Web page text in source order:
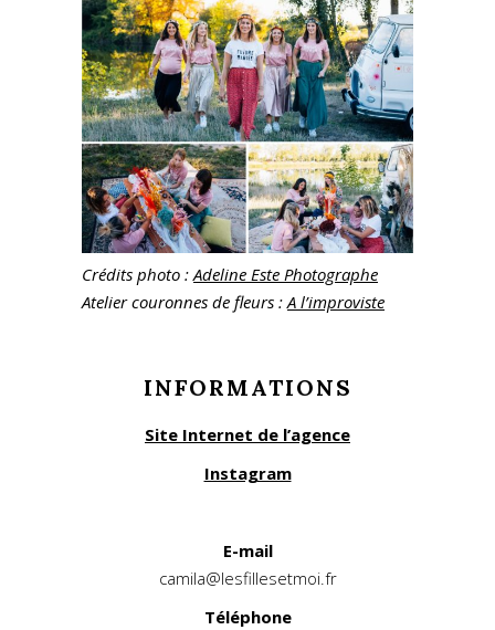
Crédits photo :Adeline Este Photographe
Atelier couronnes de fleurs :A l’improviste
INFORMATIONS
Site Internet de l’agence
Instagram
E-mail
camila@lesfillesetmoi.fr
Téléphone